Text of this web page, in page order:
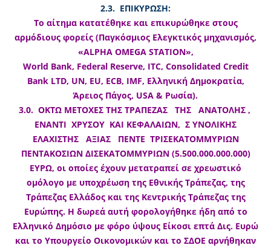
2.3. ΕΠΙΚΥΡΩΣΗ:
Το αίτημα κατατέθηκε και επικυρώθηκε στους
αρμόδιους φορείς (Παγκόσμιος Ελεγκτικός μηχανισμός,
«ALPHA OMEGA STATION»,
World Bank, Federal Reserve, ITC, Consolidated Credit
Bank LTD, UN, EU, ECB, IMF, Ελληνική Δημοκρατία,
Άρειος Πάγος, USA & Ρωσία).
3.0. ΟΚΤΩ ΜΕΤΟΧΕΣ ΤΗΣ ΤΡΑΠΕΖΑΣ ΤΗΣ ΑΝΑΤΟΛΗΣ ,
ΕΝΑΝΤΙ ΧΡΥΣΟΥ ΚΑΙ ΚΕΦΑΛΑΙΩΝ, Σ ΥΝΟΛΙΚΗΣ
ΕΛΑΧΙΣΤΗΣ ΑΞΙΑΣ ΠΕΝΤΕ ΤΡΙΣΕΚΑΤΟΜΜΥΡΙΩΝ
ΠΕΝΤΑΚΟΣΙΩΝ ΔΙΣΕΚΑΤΟΜΜΥΡΙΩΝ (5.500.000.000.000)
ΕΥΡΩ, οι οποίες έχουν μετατραπεί σε χρεωστικό
ομόλογο με υποχρέωση της Εθνικής Τράπεζας, της
Τράπεζας Ελλάδος και της Κεντρικής Τράπεζας της
Ευρώπης. Η δωρεά αυτή φορολογήθηκε ήδη από το
Ελληνικό Δημόσιο με φόρο ύψους Είκοσι επτά Δις. Ευρώ
και το Υπουργείο Οικονομικών και το ΣΔΟΕ αρνήθηκαν